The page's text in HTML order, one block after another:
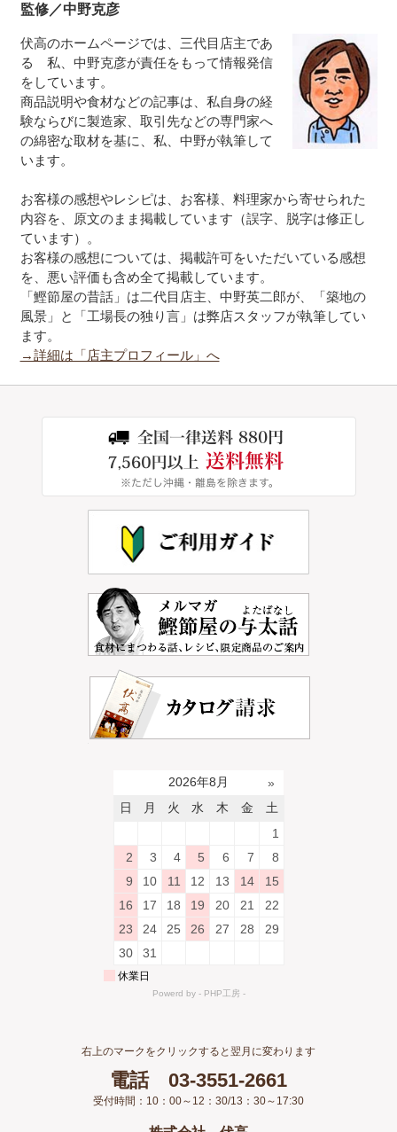
監修／中野克彦
伏高のホームページでは、三代目店主であ
る 私、中野克彦が責任をもって情報発信
をしています。
商品説明や食材などの記事は、私自身の経
験ならびに製造家、取引先などの専門家へ
の綿密な取材を基に、私、中野が執筆して
います。
お客様の感想やレシピは、お客様、料理家から寄せられた
内容を、原文のまま掲載しています（誤字、脱字は修正し
ています）。
お客様の感想については、掲載許可をいただいている感想
を、悪い評価も含め全て掲載しています。
「鰹節屋の昔話」は二代目店主、中野英二郎が、「築地の
風景」と「工場長の独り言」は弊店スタッフが執筆してい
ます。
→詳細は「店主プロフィール」へ
右上のマークをクリックすると翌月に変わります
電話 03-3551-2661
受付時間：10：00～12：30/13：30～17:30